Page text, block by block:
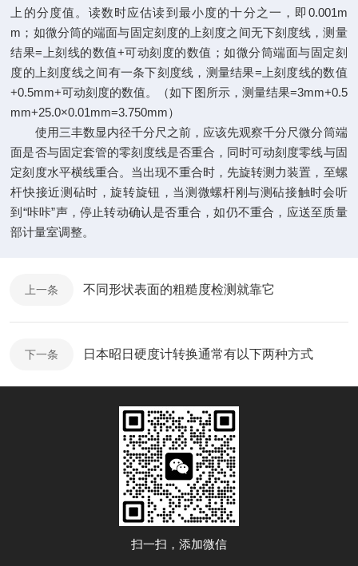
上的分度值。读数时应估读到最小度的十分之一，即0.001m
m；如微分筒的端面与固定刻度的上刻度之间无下刻度线，测量
结果=上刻线的数值+可动刻度的数值；如微分筒端面与固定刻
度的上刻度线之间有一条下刻度线，测量结果=上刻度线的数值
+0.5mm+可动刻度的数值。（如下图所示，测量结果=3mm+0.5
mm+25.0×0.01mm=3.750mm）
使用三丰数显内径千分尺之前，应该先观察千分尺微分筒端
面是否与固定套管的零刻度线是否重合，同时可动刻度零线与固
定刻度水平横线重合。当出现不重合时，先旋转测力装置，至螺
杆快接近测砧时，旋转旋钮，当测微螺杆刚与测砧接触时会听
到“咔咔”声，停止转动确认是否重合，如仍不重合，应送至质量
部计量室调整。
上一条 不同形状表面的粗糙度检测就靠它
下一条 日本昭日硬度计转换通常有以下两种方式
扫一扫，添加微信